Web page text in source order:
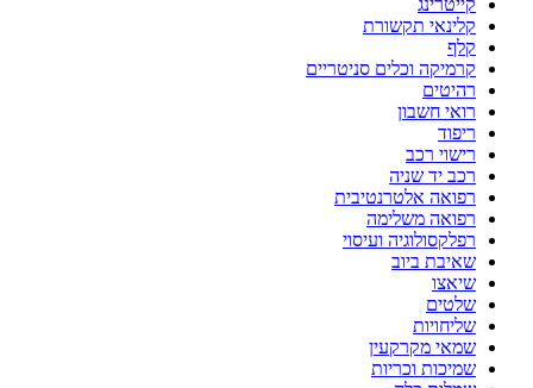
קייטרינג
קלינאי תקשורת
קלף
קרמיקה וכלים סניטריים
רהיטים
רואי חשבון
ריפוד
רישוי רכב
רכב יד שניה
רפואה אלטרנטיבית
רפואה משלימה
רפלקסולוגיה ועיסוי
שאיבת ביוב
שיאצו
שלטים
שליחויות
שמאי מקרקעין
שמיכות וכריות